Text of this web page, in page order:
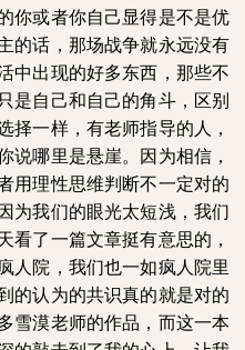
你或者你自己显得是不是优
的话，那场战争就永远没有
中出现的好多东西，那些不
是自己和自己的角斗，区别
择一样，有老师指导的人，
说哪里是悬崖。因为相信，
用理性思维判断不一定对的
为我们的眼光太短浅，我们
看了一篇文章挺有意思的，
人院，我们也一如疯人院里
的认为的共识真的就是对的
雪漠老师的作品，而这一本